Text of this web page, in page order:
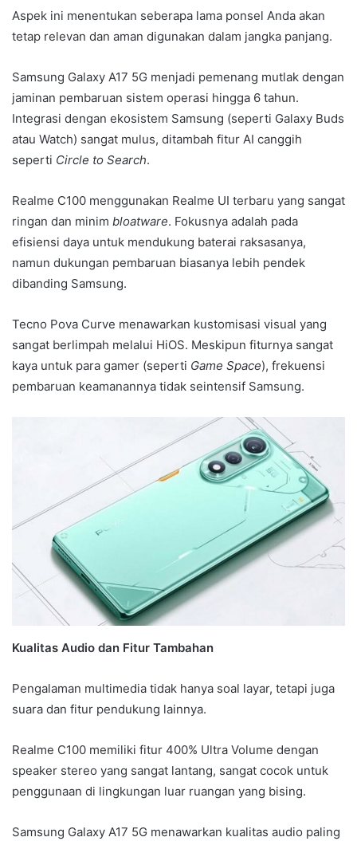
Aspek ini menentukan seberapa lama ponsel Anda akan
tetap relevan dan aman digunakan dalam jangka panjang.
Samsung Galaxy A17 5G menjadi pemenang mutlak dengan
jaminan pembaruan sistem operasi hingga 6 tahun.
Integrasi dengan ekosistem Samsung (seperti Galaxy Buds
atau Watch) sangat mulus, ditambah fitur AI canggih
seperti Circle to Search.
Realme C100 menggunakan Realme UI terbaru yang sangat
ringan dan minim bloatware. Fokusnya adalah pada
efisiensi daya untuk mendukung baterai raksasanya,
namun dukungan pembaruan biasanya lebih pendek
dibanding Samsung.
Tecno Pova Curve menawarkan kustomisasi visual yang
sangat berlimpah melalui HiOS. Meskipun fiturnya sangat
kaya untuk para gamer (seperti Game Space), frekuensi
pembaruan keamanannya tidak seintensif Samsung.
Kualitas Audio dan Fitur Tambahan
Pengalaman multimedia tidak hanya soal layar, tetapi juga
suara dan fitur pendukung lainnya.
Realme C100 memiliki fitur 400% Ultra Volume dengan
speaker stereo yang sangat lantang, sangat cocok untuk
penggunaan di lingkungan luar ruangan yang bising.
Samsung Galaxy A17 5G menawarkan kualitas audio paling